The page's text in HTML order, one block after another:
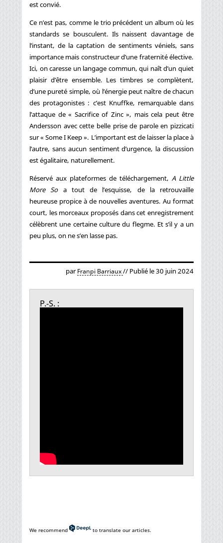
est convié.
Ce n’est pas, comme le trio précédent un album où les
standards se bousculent. Ils naissent davantage de
l’instant, de la captation de sentiments véniels, sans
importance mais constructeur d’une fraternité élective.
Ici, on caresse un langage commun, qui naît d’un quiet
plaisir d’être ensemble. Les timbres se complètent,
d’une pureté simple, où l’énergie peut naître de chacun
des protagonistes : c’est Knuffke, remarquable dans
l’attaque de « Sacrifice of Zinc », mais cela peut être
Andersson avec cette belle prise de parole en pizzicati
sur « Some I Keep ». L’important est de laisser la place à
l’autre, sans aucun sentiment d’urgence, la discussion
est égalitaire, naturellement.
Réservé aux plateformes de téléchargement, A Little
More Soa tout de l’esquisse, de la retrouvaille
heureuse propice à de nouvelles aventures. Au format
court, les morceaux proposés dans cet enregistrement
célèbrent une certaine culture du flegme. Et s’il y a un
peu plus, on ne s’en lasse pas.
par Franpi Barriaux // Publié le 30 juin 2024
P.-S. :
We recommend to translate our articles.